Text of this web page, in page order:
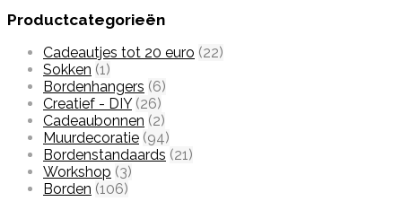
Productcategorieën
Cadeautjes tot 20 euro (22)
Sokken (1)
Bordenhangers (6)
Creatief - DIY (26)
Cadeaubonnen (2)
Muurdecoratie (94)
Bordenstandaards (21)
Workshop (3)
Borden (106)